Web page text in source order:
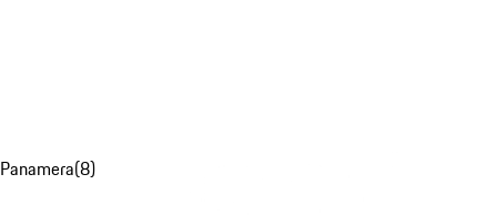
Panamera(8)